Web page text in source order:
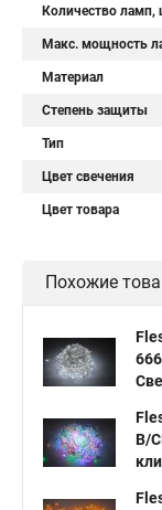
Количество ламп,
Макс. мощность
Материал
Степень защиты
Тип
Цвет свечения
Цвет товара
Похожие
B/